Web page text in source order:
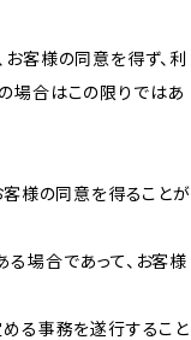
客様の同意を得ず、利
場合はこの限りではあ
客様の同意を得ることが
場合であって、お客様
る事務を遂行すること